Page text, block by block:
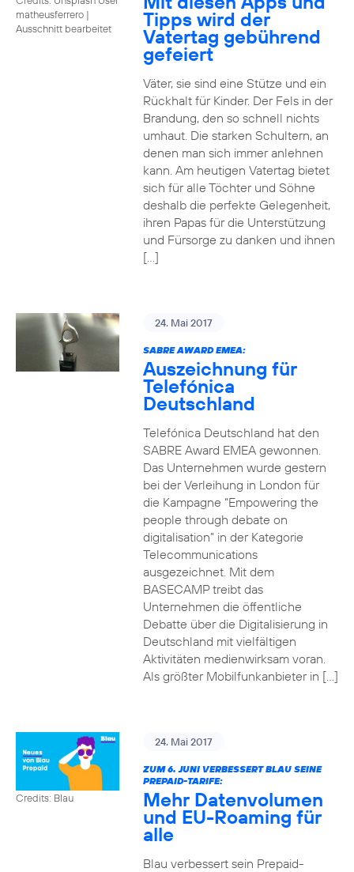
matheusferrero |
Ausschnitt bearbeitet
Tipps wird der
Vatertag gebührend
gefeiert
Väter, sie sind eine Stütze und ein
Rückhalt für Kinder. Der Fels in der
Brandung, den so schnell nichts
umhaut. Die starken Schultern, an
denen man sich immer anlehnen
kann. Am heutigen Vatertag bietet
sich für alle Töchter und Söhne
deshalb die perfekte Gelegenheit,
ihren Papas für die Unterstützung
und Fürsorge zu danken und ihnen
[…]
24. Mai 2017
SABRE AWARD EMEA:
Auszeichnung für
Telefónica
Deutschland
Telefónica Deutschland hat den
SABRE Award EMEA gewonnen.
Das Unternehmen wurde gestern
bei der Verleihung in London für
die Kampagne “Empowering the
people through debate on
digitalisation” in der Kategorie
Telecommunications
ausgezeichnet. Mit dem
BASECAMP treibt das
Unternehmen die öffentliche
Debatte über die Digitalisierung in
Deutschland mit vielfältigen
Aktivitäten medienwirksam voran.
Als größter Mobilfunkanbieter in […]
Credits: Blau
24. Mai 2017
ZUM 6. JUNI VERBESSERT BLAU SEINE
PREPAID-TARIFE:
Mehr Datenvolumen
und EU-Roaming für
alle
Blau verbessert sein Prepaid-